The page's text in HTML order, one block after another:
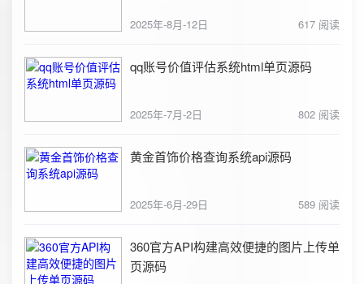
2025年-8月-12日 617 阅读
qq账号价值评估系统html单页源码
2025年-7月-2日 802 阅读
黄金首饰价格查询系统api源码
2025年-6月-29日 589 阅读
360官方API构建高效便捷的图片上传单
页源码